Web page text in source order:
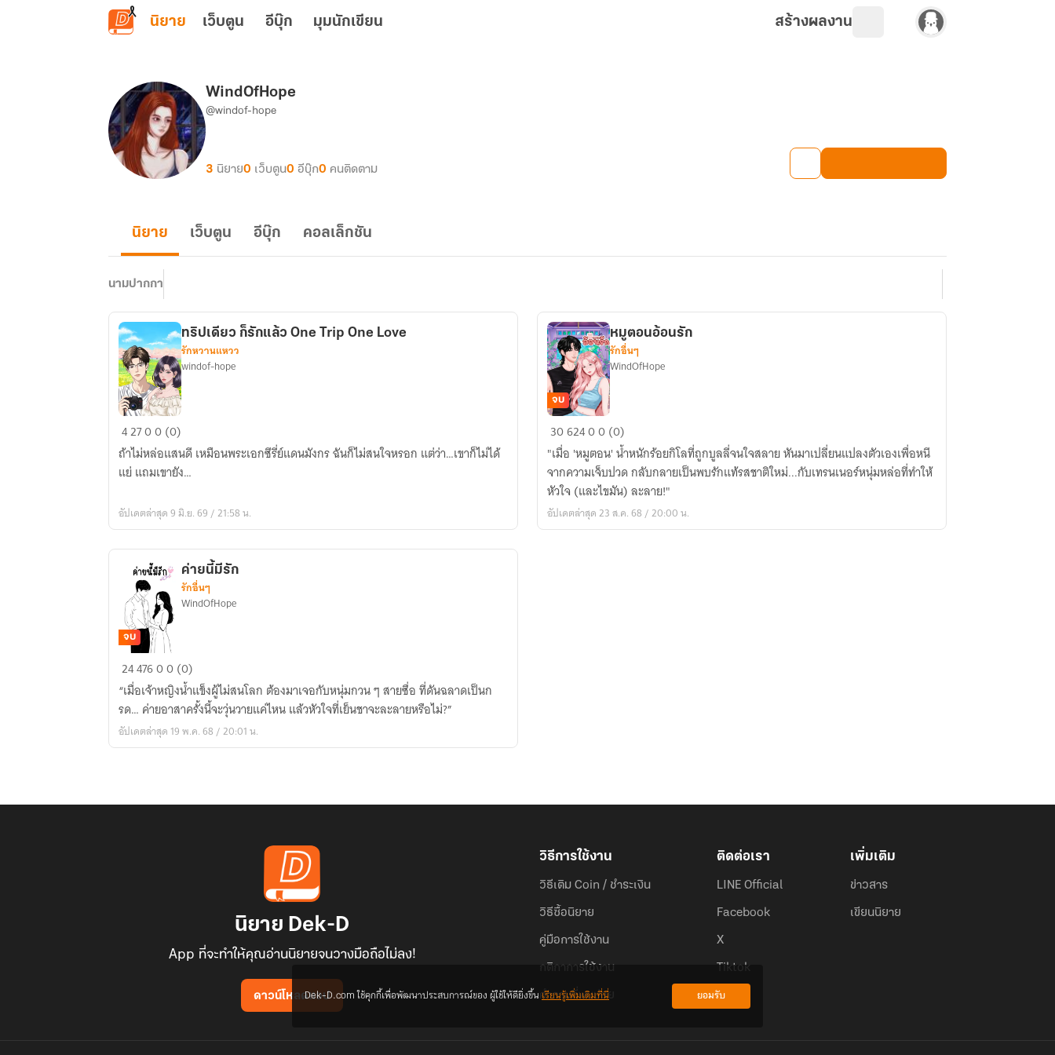
ข้ามไปยังเนื้อหาหลัก
นิยาย เว็บตูน อีบุ๊ก มุมนักเขียน สร้างผลงาน
WindOfHope
@windof-hope
3 นิยาย0 เว็บตูน0 อีบุ๊ก0 คนติดตาม
นิยาย เว็บตูน อีบุ๊ก คอลเล็กชัน
นามปากกา
ทริป
เดียว
ก็
รัก
One
Love
ทริปเดียว ก็รักแล้ว One Trip One Love
รักหวานแหวว
windof-hope
42700 (0)
ถ้าไม่หล่อแสนดี เหมือนพระเอกซีรี่ย์แดนมังกร ฉันก็ไม่สนใจหรอก แต่ว่า…เขาก็ไม่ได้
แย่ แถมเขายัง…
อัปเดตล่าสุด 9 มิ.ย. 69 / 21:58 น.
หมู
ตอน
อ้อน
รัก
จบ
หมูตอนอ้อนรัก
รักอื่นๆ
WindOfHope
3062400 (0)
"เมื่อ 'หมูตอน' น้ำหนักร้อยกิโลที่ถูกบูลลี่จนใจสลาย หันมาเปลี่ยนแปลงตัวเองเพื่อหนี
จากความเจ็บปวด กลับกลายเป็นพบรักแท้รสชาติใหม่...กับเทรนเนอร์หนุ่มหล่อที่ทำให้
หัวใจ (และไขมัน) ละลาย!"
อัปเดตล่าสุด 23 ส.ค. 68 / 20:00 น.
ค่าย
มี
รัก
จบ
ค่ายนี้มีรัก
รักอื่นๆ
WindOfHope
2447600 (0)
“เมื่อเจ้าหญิงน้ำแข็งผู้ไม่สนโลก ต้องมาเจอกับหนุ่มกวน ๆ สายซื่อ ที่ดันฉลาดเป็นก
รด… ค่ายอาสาครั้งนี้จะวุ่นวายแค่ไหน แล้วหัวใจที่เย็นชาจะละลายหรือไม่?”
อัปเดตล่าสุด 19 พ.ค. 68 / 20:01 น.
นิยาย Dek-D
App ที่จะทำให้คุณอ่านนิยายจนวางมือถือไม่ลง!
ดาวน์โหลดแอป
วิธีการใช้งาน
วิธีเติม Coin / ชำระเงิน
วิธีซื้อนิยาย
คู่มือการใช้งาน
กติกาการใช้งาน
คำถามที่พบบ่อย
ติดต่อเรา
LINE Official
Facebook
X
Tiktok
เพิ่มเติม
ข่าวสาร
เขียนนิยาย
Dek-D.com ใช้คุกกี้เพื่อพัฒนาประสบการณ์ของ ผู้ใช้ให้ดียิ่งขึ้นเรียนรู้เพิ่มเติมที่นี่ ยอมรับ